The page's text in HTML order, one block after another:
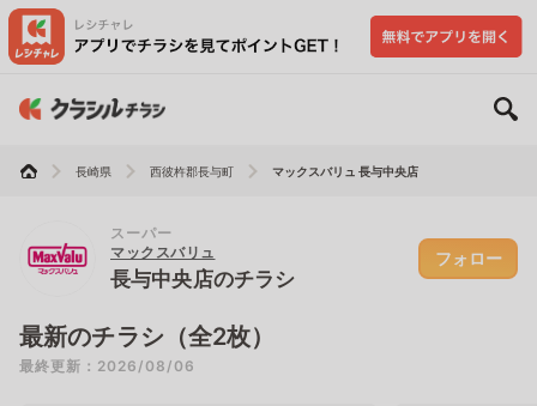
長崎県 西彼杵郡長与町 マックスバリュ 長与中央店
スーパー
マックスバリュ
長与中央店のチラシ
フォロー
最新のチラシ（全2枚）
最終更新：2026/08/06